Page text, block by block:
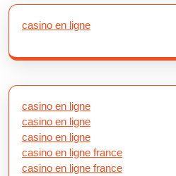
casino en ligne
casino en ligne
casino en ligne
casino en ligne
casino en ligne france
casino en ligne france